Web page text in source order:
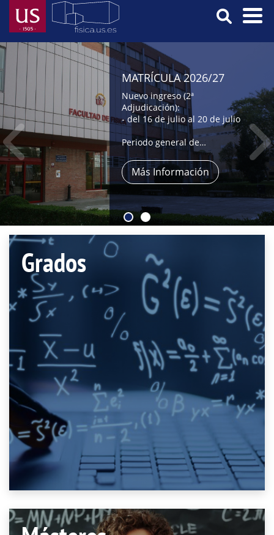
Pasar
contenido
principal
Menú
Principal
MATRÍCULA 2026/27
Nuevo ingreso (2ª
Adjudicación):
- del 16 de julio al 20 de julio
Periodo general de
automatrícula:
- del 9 al 31 de julio,
- y del 1 al 4 de septiembre
Más Información
Grados